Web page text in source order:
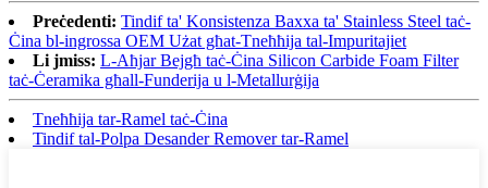
Preċedenti: Tindif ta' Konsistenza Baxxa ta' Stainless Steel taċ-
Ċina bl-ingrossa OEM Użat għat-Tneħħija tal-Impuritajiet
Li jmiss: L-Aħjar Bejgħ taċ-Ċina Silicon Carbide Foam Filter
taċ-Ċeramika għall-Funderija u l-Metallurġija
Tneħħija tar-Ramel taċ-Ċina
Tindif tal-Polpa Desander Remover tar-Ramel